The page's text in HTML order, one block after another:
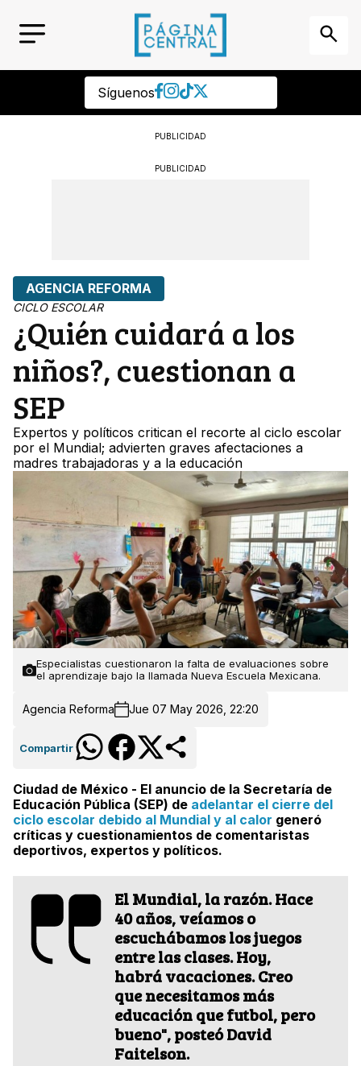
Síguenos
PUBLICIDAD
PUBLICIDAD
AGENCIA REFORMA
CICLO ESCOLAR
¿Quién cuidará a los
niños?, cuestionan a
SEP
Expertos y políticos critican el recorte al ciclo escolar
por el Mundial; advierten graves afectaciones a
madres trabajadoras y a la educación
Especialistas cuestionaron la falta de evaluaciones sobre
el aprendizaje bajo la llamada Nueva Escuela Mexicana.
Agencia Reforma Jue 07 May 2026, 22:20
Compartir
Ciudad de México - El anuncio de la Secretaría de
Educación Pública (SEP) de adelantar el cierre del
ciclo escolar debido al Mundial y al calor generó
críticas y cuestionamientos de comentaristas
deportivos, expertos y políticos.
El Mundial, la razón. Hace
40 años, veíamos o
escuchábamos los juegos
entre las clases. Hoy,
habrá vacaciones. Creo
que necesitamos más
educación que futbol, pero
bueno", posteó David
Faitelson.